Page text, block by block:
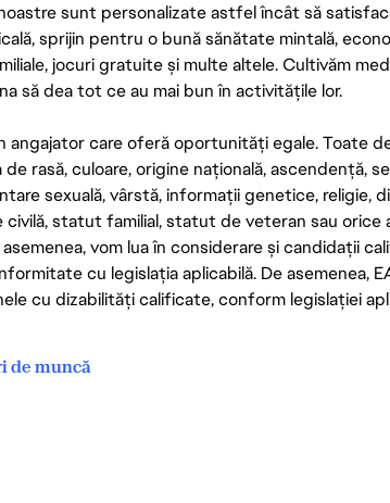
sunt personalizate astfel încât să
sprijin pentru o bună sănătate mintală,
jocuri gratuite și multe altele. Cultivăm
să dea tot ce au mai bun în activitățile lor.
angajator care oferă oportunități egale. Toate
rasă, culoare, origine națională, ascendență,
sexuală, vârstă, informații genetice, religie,
civilă, statut familial, statut de veteran sau
vom lua în considerare și candidații
cu legislația aplicabilă. De asemenea,
cu dizabilități calificate, conform legislației
de muncă